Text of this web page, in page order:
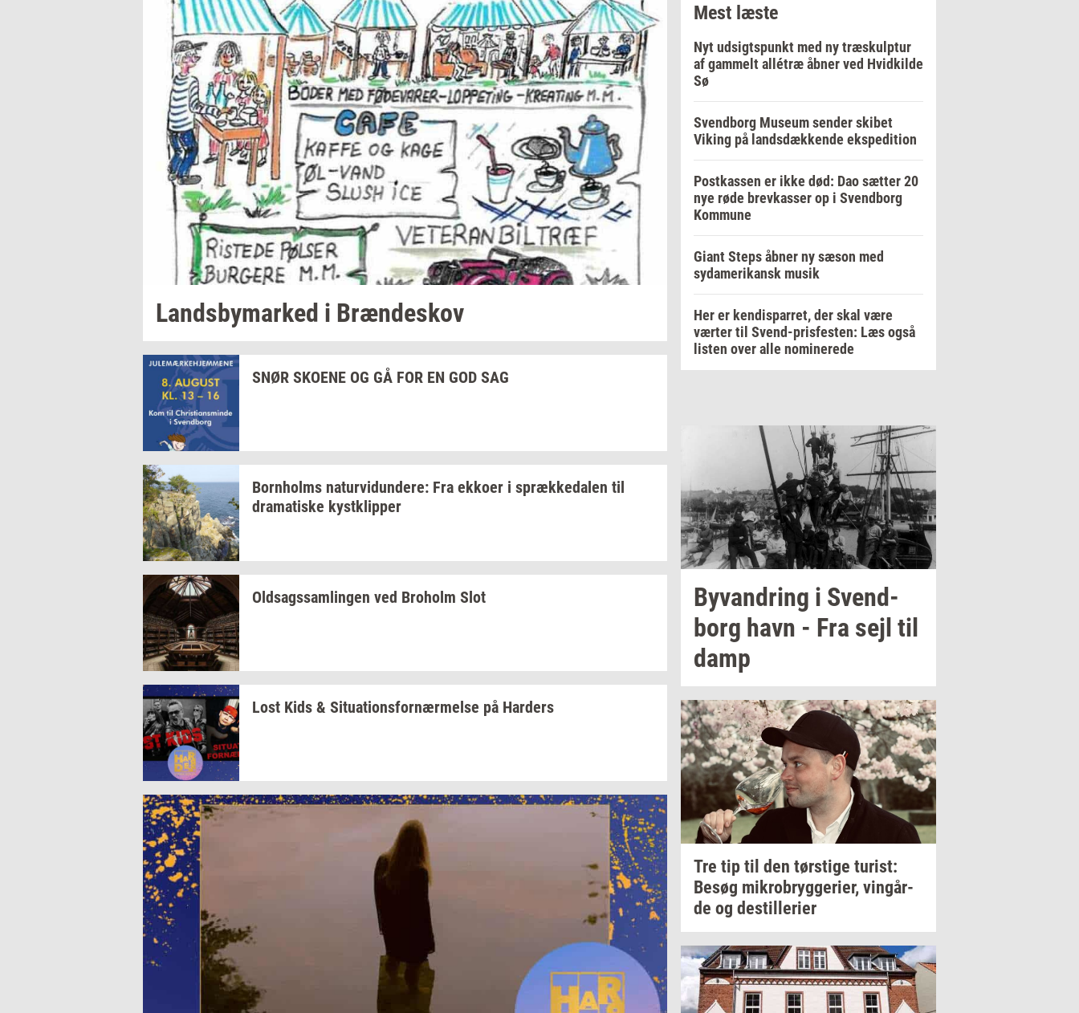
Lands­by­mar­ked i Bræn­de­skov
SNØR SKO­E­NE OG GÅ FOR EN GOD SAG
Born­holms na­tur­vi­dun­de­re: Fra ek­ko­er i spræk­ke­da­len til
dra­ma­ti­ske kyst­klip­per
Oldsags­sam­lin­gen ved Bro­holm Slot
Lost Kids & Si­tu­a­tions­for­nær­mel­se på Har­ders
Mest læste
Nyt udsigtspunkt med ny træskulptur
af gammelt allétræ åbner ved Hvidkilde
Sø
Svendborg Museum sender skibet
Viking på landsdækkende ekspedition
Postkassen er ikke død: Dao sætter 20
nye røde brevkasser op i Svendborg
Kommune
Giant Steps åbner ny sæson med
sydamerikansk musik
Her er kendisparret, der skal være
værter til Svend-prisfesten: Læs også
listen over alle nominerede
Byvan­dring i Svend­
borg havn - Fra sejl til
damp
Tre tip til den tørsti­ge turist:
Besøg mi­kro­bryg­ge­ri­er, vin­går­
de og destil­le­ri­er